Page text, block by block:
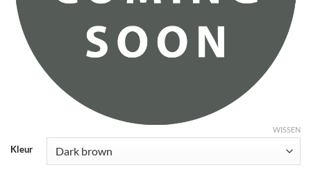
Kleur
WISSEN